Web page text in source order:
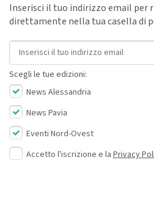
Inserisci il tuo indirizzo email per
direttamente nella tua casella di
Indirizzo email
Scegli le tue edizioni:
News Alessandria
News Pavia
Eventi Nord-Ovest
Accetto l'iscrizione e la Privacy